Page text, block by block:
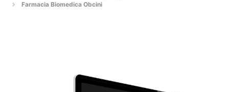
Farmacia Biomedica Obcini